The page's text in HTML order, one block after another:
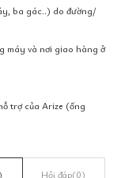
ba gác..) do đường/
máy và nơi giao hàng ở
trợ của Arize (ống
Hỏi đáp(0)